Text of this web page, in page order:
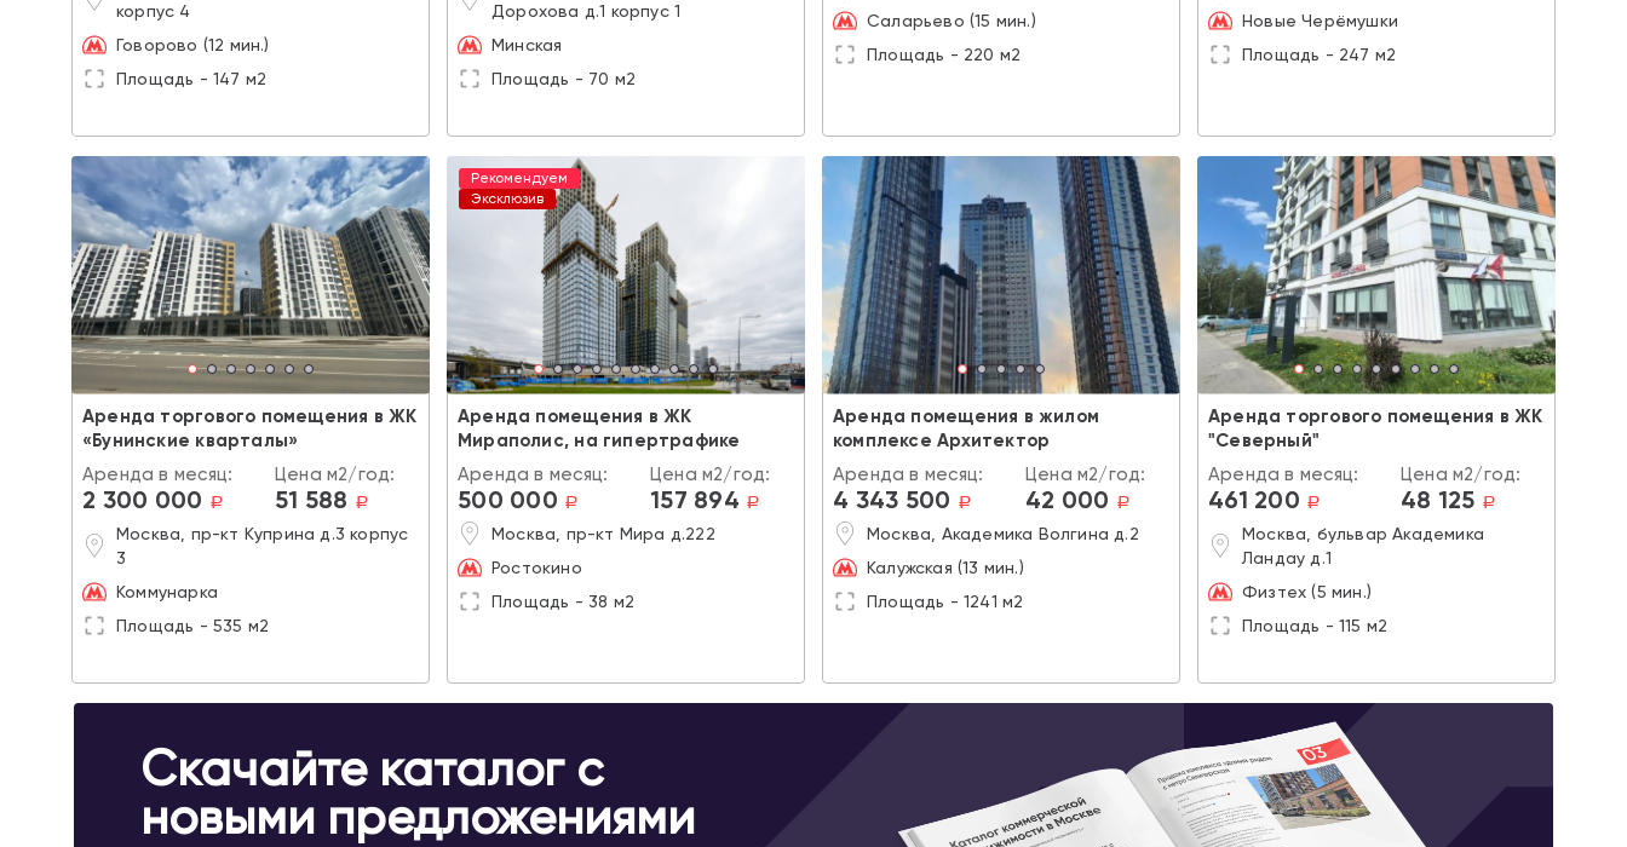
корпус 4
Говорово (12 мин.)
Площадь - 147 м2
Дорохова д.1 корпус 1
Минская
Площадь - 70 м2
Саларьево (15 мин.)
Площадь - 220 м2
Новые Черёмушки
Площадь - 247 м2
Аренда торгового помещения в ЖК
«Бунинские кварталы»
Аренда в месяц:
2 300 000 a
Цена м2/год:
51 588 a
Москва, пр-кт Куприна д.3 корпус
3
Коммунарка
Площадь - 535 м2
Рекомендуем
Эксклюзив
Аренда помещения в ЖК
Мираполис, на гипертрафике
Аренда в месяц:
500 000 a
Цена м2/год:
157 894 a
Москва, пр-кт Мира д.222
Ростокино
Площадь - 38 м2
Аренда помещения в жилом
комплексе Архитектор
Аренда в месяц:
4 343 500 a
Цена м2/год:
42 000 a
Москва, Академика Волгина д.2
Калужская (13 мин.)
Площадь - 1241 м2
Аренда торгового помещения в ЖК
"Северный"
Аренда в месяц:
461 200 a
Цена м2/год:
48 125 a
Москва, бульвар Академика
Ландау д.1
Физтех (5 мин.)
Площадь - 115 м2
Скачайте каталог с
новыми предложениями